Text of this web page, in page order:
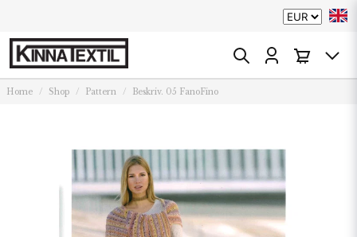
Home Shop Pattern Beskriv. 05 FanoFino